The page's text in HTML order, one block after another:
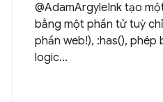
@AdamArgyleInk tạo
bằng một phần tử tuỳ
phần web!), :has(), phép
logic...